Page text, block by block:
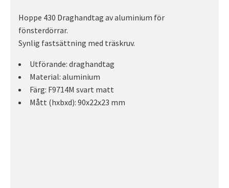
Hoppe 430 Draghandtag av aluminium för
fönsterdörrar.
Synlig fastsättning med träskruv.
Utförande: draghandtag
Material: aluminium
Färg: F9714M svart matt
Mått (hxbxd): 90x22x23 mm